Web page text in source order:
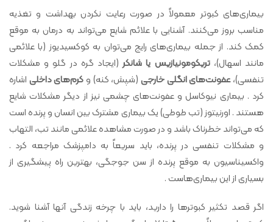
بیماری‌های کبوتر معمولاً در صورت رعایت نکردن بهداشت و تغذیه
مناسب بروز می‌کنند. آشنایی با علائم شایع می‌تواند به درمان به موقع
کمک کند. از جمله بیماری‌های رایج می‌توان به کوکسیدیوز (با علائمی
مانند اسهال)،تریکومونیازیس یا شانکر(ایجاد گره در گلو و مشکلات
تنفسی)،عفونت‌های انگلی خارجی(شپش، کنه) و کرم‌های داخلی اشاره
کرد . بیماری نیوکاسل و عفونت‌های چشمی نیز از دیگر مشکلات شایع
هستند . اورنیتوز (تب طوطی) یک بیماری مشترک بین انسان و پرنده است
که می‌تواند خطرناک باشد و در صورت مشاهده علائمی مانند تب، التهاب
و مشکلات تنفسی در پرنده، باید سریعاً به دامپزشک مراجعه کرد .
واکسیناسیون به موقع پرنده از سن جوجگی، بهترین راه پیشگیری از
بسیاری از این بیماری‌هاست .
اگر قصد تکثیر کبوترها را دارید، باید با چرخه زندگی آنها آشنا شوید.